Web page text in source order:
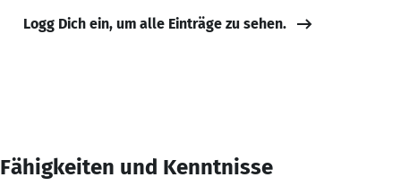
Logg Dich ein, um alle Einträge zu sehen.
Fähigkeiten und Kenntnisse